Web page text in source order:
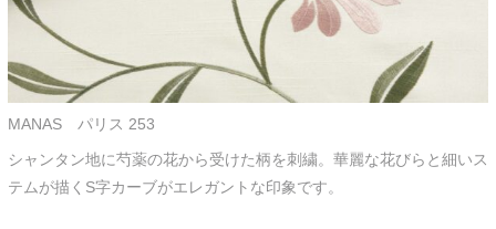
MANAS パリス 253
シャンタン地に芍薬の花から受けた柄を刺繍。華麗な花びらと細いス
テムが描くS字カーブがエレガントな印象です。